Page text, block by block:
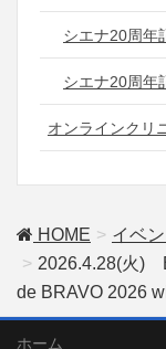
シエナ20周年
シエナ20周年
オンラインクリ
HOME イベン
2026.4.28(火)
de BRAVO 2026
ホーム